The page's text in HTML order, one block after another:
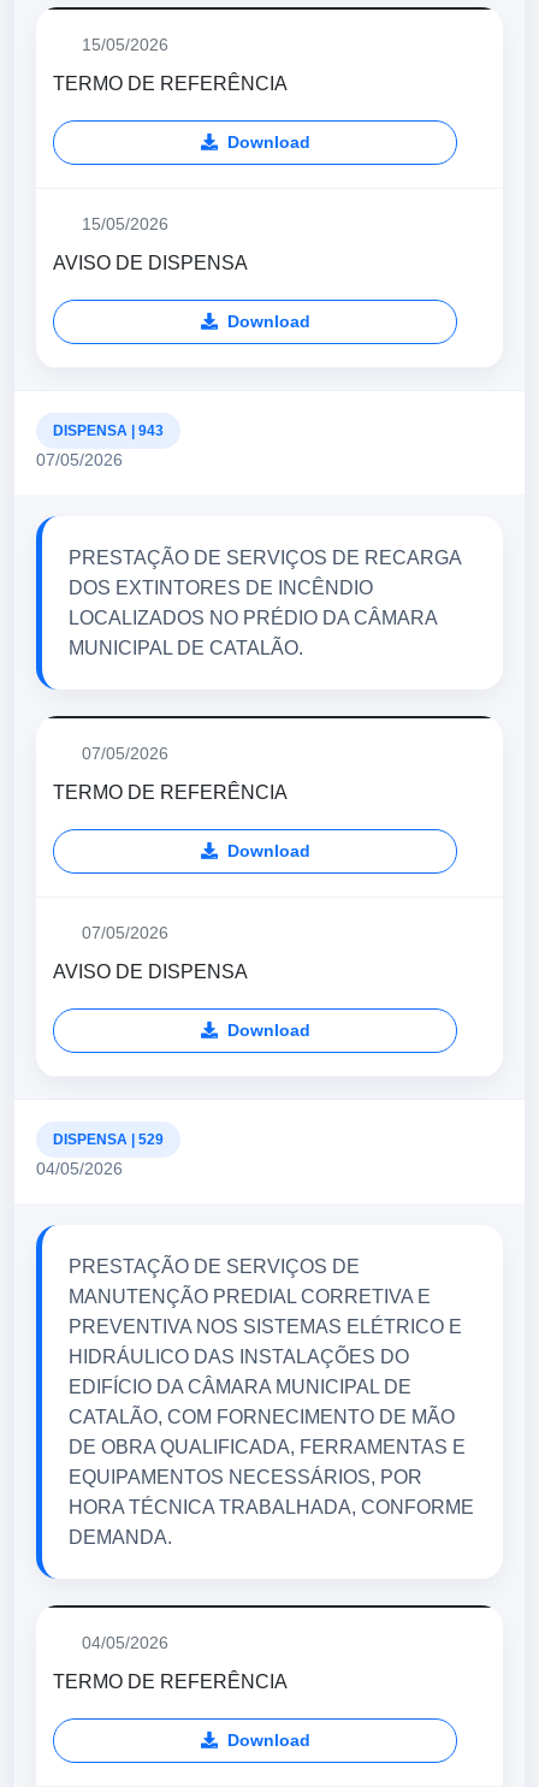
15/05/2026
TERMO DE REFERÊNCIA
Download
15/05/2026
AVISO DE DISPENSA
Download
DISPENSA | 943
07/05/2026
PRESTAÇÃO DE SERVIÇOS DE RECARGA
DOS EXTINTORES DE INCÊNDIO
LOCALIZADOS NO PRÉDIO DA CÂMARA
MUNICIPAL DE CATALÃO.
07/05/2026
TERMO DE REFERÊNCIA
Download
07/05/2026
AVISO DE DISPENSA
Download
DISPENSA | 529
04/05/2026
PRESTAÇÃO DE SERVIÇOS DE
MANUTENÇÃO PREDIAL CORRETIVA E
PREVENTIVA NOS SISTEMAS ELÉTRICO E
HIDRÁULICO DAS INSTALAÇÕES DO
EDIFÍCIO DA CÂMARA MUNICIPAL DE
CATALÃO, COM FORNECIMENTO DE MÃO
DE OBRA QUALIFICADA, FERRAMENTAS E
EQUIPAMENTOS NECESSÁRIOS, POR
HORA TÉCNICA TRABALHADA, CONFORME
DEMANDA.
04/05/2026
TERMO DE REFERÊNCIA
Download